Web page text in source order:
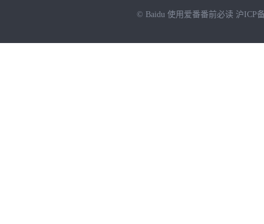
© Baidu 使用爱番番前必读 沪ICP